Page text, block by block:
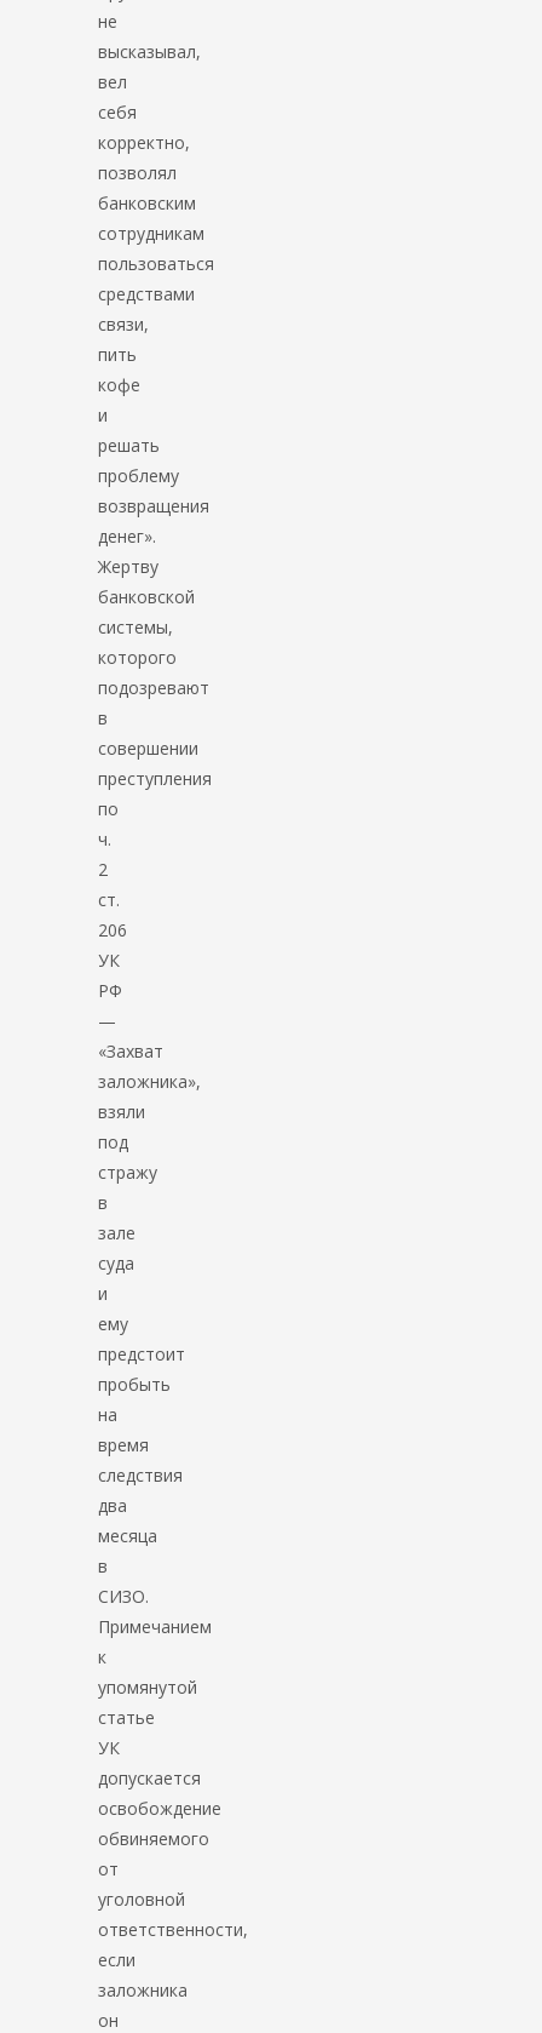
не
высказывал,
вел
себя
корректно,
позволял
банковским
сотрудникам
пользоваться
средствами
связи,
пить
кофе
и
решать
проблему
возвращения
денег».
Жертву
банковской
системы,
которого
подозревают
в
совершении
преступления
по
ч.
2
ст.
206
УК
РФ
—
«Захват
заложника»,
взяли
под
стражу
в
зале
суда
и
ему
предстоит
пробыть
на
время
следствия
два
месяца
в
СИЗО.
Примечанием
к
упомянутой
статье
УК
допускается
освобождение
обвиняемого
от
уголовной
ответственности,
если
заложника
он